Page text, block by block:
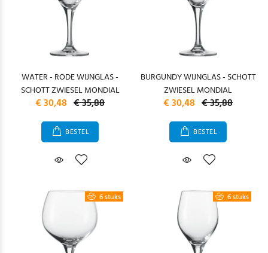
WATER - RODE WIJNGLAS -
SCHOTT ZWIESEL MONDIAL
€ 30,48 € 35,88
BESTEL
BURGUNDY WIJNGLAS - SCHOTT
ZWIESEL MONDIAL
€ 30,48 € 35,88
BESTEL
6 stuks 6 stuks